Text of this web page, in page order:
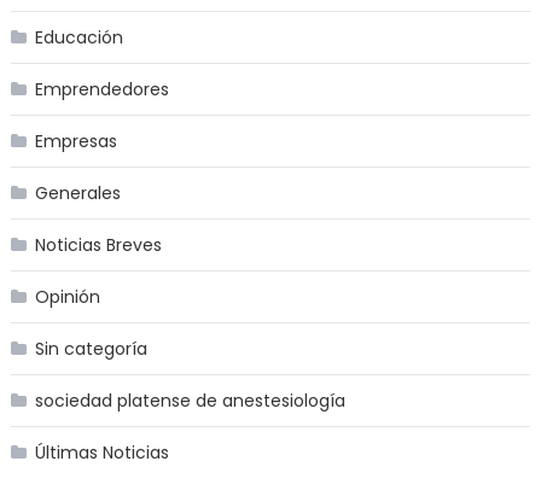
Educación
Emprendedores
Empresas
Generales
Noticias Breves
Opinión
Sin categoría
sociedad platense de anestesiología
Últimas Noticias